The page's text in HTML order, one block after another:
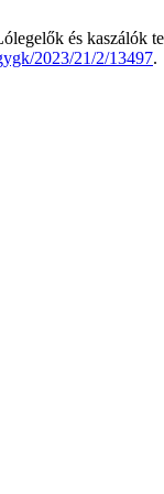
és kaszálók
2023/21/2/13497.